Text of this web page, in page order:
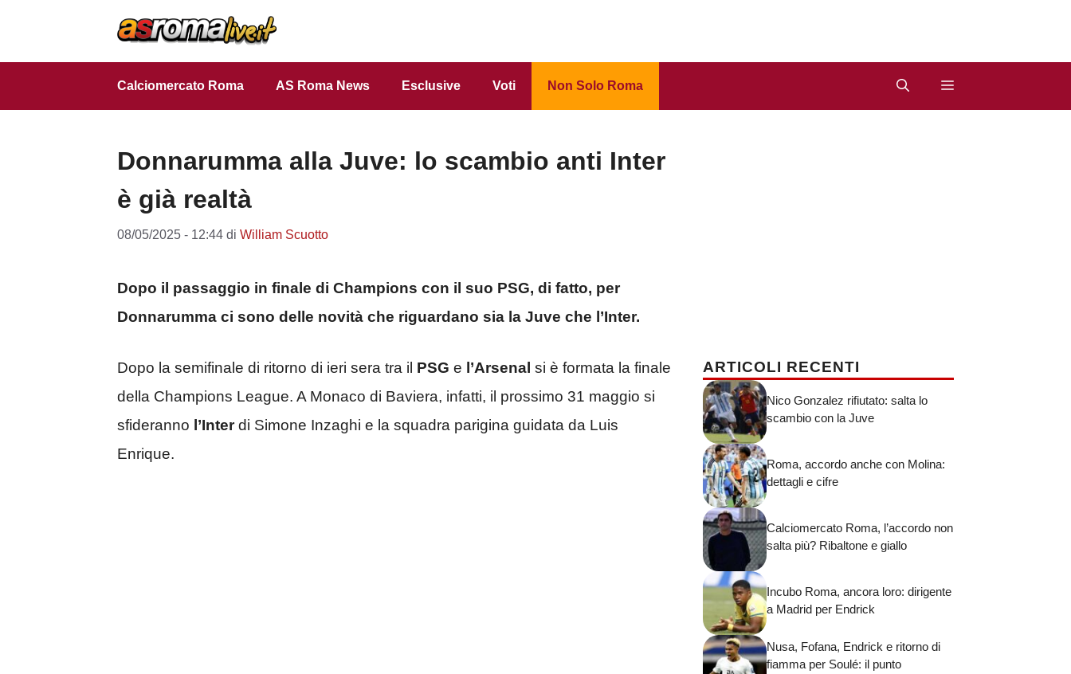
Calciomercato Roma AS Roma News Esclusive Voti Non Solo Roma
Donnarumma alla Juve: lo scambio anti Inter
è già realtà
08/05/2025 - 12:44 di William Scuotto
Dopo il passaggio in finale di Champions con il suo PSG, di fatto, per
Donnarumma ci sono delle novità che riguardano sia la Juve che l’Inter.
Dopo la semifinale di ritorno di ieri sera tra il PSG e l’Arsenal si è formata la finale
della Champions League. A Monaco di Baviera, infatti, il prossimo 31 maggio si
sfideranno l’Interdi Simone Inzaghi e la squadra parigina guidata da Luis
Enrique.
ARTICOLI RECENTI
Nico Gonzalez rifiutato: salta lo
scambio con la Juve
Roma, accordo anche con Molina:
dettagli e cifre
Calciomercato Roma, l’accordo non
salta più? Ribaltone e giallo
Incubo Roma, ancora loro: dirigente
a Madrid per Endrick
Nusa, Fofana, Endrick e ritorno di
fiamma per Soulé: il punto